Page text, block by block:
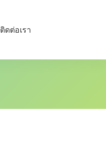
ติดต่อเรา